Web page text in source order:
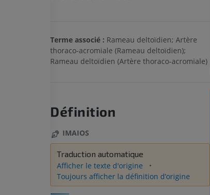
Terme associé : Rameau deltoïdien; Artère
thoraco-acromiale (Rameau deltoïdien);
Rameau deltoïdien (Artère thoraco-acromiale)
Définition
IMAIOS
Traduction automatique
Afficher le texte d'origine
Toujours afficher la définition d’origine